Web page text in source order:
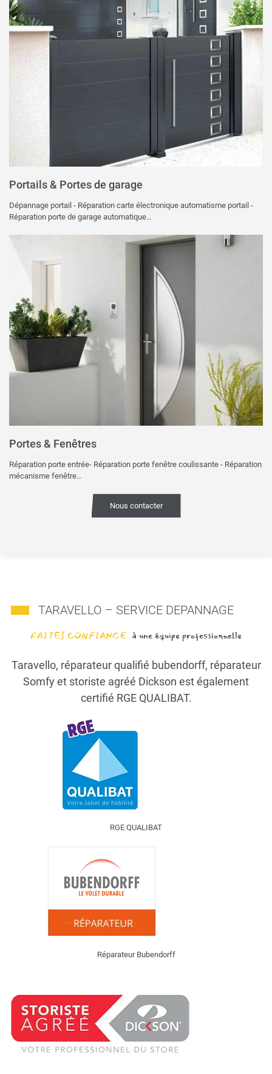
Portails & Portes de garage
Dépannage portail - Réparation carte électronique automatisme portail -
Réparation porte de garage automatique…
Portes & Fenêtres
Réparation porte entrée- Réparation porte fenêtre coulissante - Réparation
mécanisme fenêtre…
Nous contacter
TARAVELLO – SERVICE DEPANNAGE
FAITES CONFIANCE à une équipe professionnelle
Taravello, réparateur qualifié bubendorff, réparateur
Somfy et storiste agréé Dickson est également
certifié RGE QUALIBAT.
RGE QUALIBAT
Réparateur Bubendorff